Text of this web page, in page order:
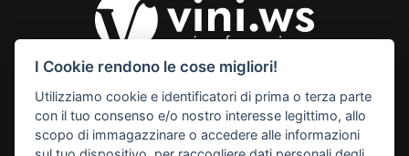
© 2026 Vini Webstore
Linkness
Via Miranese, 448, 30174
I Cookie rendono le cose migliori!
Utilizziamo cookie e identificatori di prima o terza parte
con il tuo consenso e/o nostro interesse legittimo, allo
scopo di immagazzinare o accedere alle informazioni